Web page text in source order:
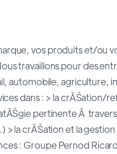
vos produits et/ou
travaillons pour des
automobile, agriculture,
dans : > la crĂŠation/
pertinente Ă
la crĂŠation et la
: Groupe Pernod